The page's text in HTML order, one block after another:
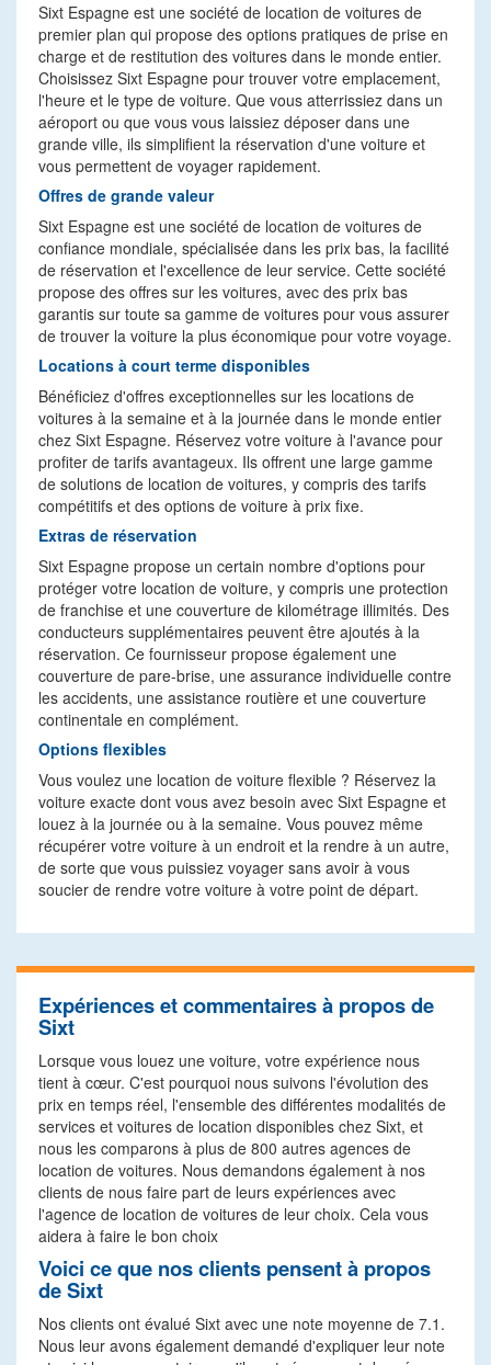
Sixt Espagne est une société de location de voitures de
premier plan qui propose des options pratiques de prise en
charge et de restitution des voitures dans le monde entier.
Choisissez Sixt Espagne pour trouver votre emplacement,
l'heure et le type de voiture. Que vous atterrissiez dans un
aéroport ou que vous vous laissiez déposer dans une
grande ville, ils simplifient la réservation d'une voiture et
vous permettent de voyager rapidement.
Offres de grande valeur
Sixt Espagne est une société de location de voitures de
confiance mondiale, spécialisée dans les prix bas, la facilité
de réservation et l'excellence de leur service. Cette société
propose des offres sur les voitures, avec des prix bas
garantis sur toute sa gamme de voitures pour vous assurer
de trouver la voiture la plus économique pour votre voyage.
Locations à court terme disponibles
Bénéficiez d'offres exceptionnelles sur les locations de
voitures à la semaine et à la journée dans le monde entier
chez Sixt Espagne. Réservez votre voiture à l'avance pour
profiter de tarifs avantageux. Ils offrent une large gamme
de solutions de location de voitures, y compris des tarifs
compétitifs et des options de voiture à prix fixe.
Extras de réservation
Sixt Espagne propose un certain nombre d'options pour
protéger votre location de voiture, y compris une protection
de franchise et une couverture de kilométrage illimités. Des
conducteurs supplémentaires peuvent être ajoutés à la
réservation. Ce fournisseur propose également une
couverture de pare-brise, une assurance individuelle contre
les accidents, une assistance routière et une couverture
continentale en complément.
Options flexibles
Vous voulez une location de voiture flexible ? Réservez la
voiture exacte dont vous avez besoin avec Sixt Espagne et
louez à la journée ou à la semaine. Vous pouvez même
récupérer votre voiture à un endroit et la rendre à un autre,
de sorte que vous puissiez voyager sans avoir à vous
soucier de rendre votre voiture à votre point de départ.
Expériences et commentaires à propos de
Sixt
Lorsque vous louez une voiture, votre expérience nous
tient à cœur. C'est pourquoi nous suivons l'évolution des
prix en temps réel, l'ensemble des différentes modalités de
services et voitures de location disponibles chez Sixt, et
nous les comparons à plus de 800 autres agences de
location de voitures. Nous demandons également à nos
clients de nous faire part de leurs expériences avec
l'agence de location de voitures de leur choix. Cela vous
aidera à faire le bon choix
Voici ce que nos clients pensent à propos
de Sixt
Nos clients ont évalué Sixt avec une note moyenne de 7.1.
Nous leur avons également demandé d'expliquer leur note